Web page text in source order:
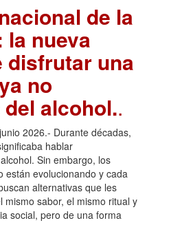
de la
la nueva
disfrutar una
no
alcohol..
2026.- Durante décadas,
hablar
Sin embargo, los
están evolucionando y cada
alternativas que les
mismo sabor, el mismo ritual y
social, pero de una forma